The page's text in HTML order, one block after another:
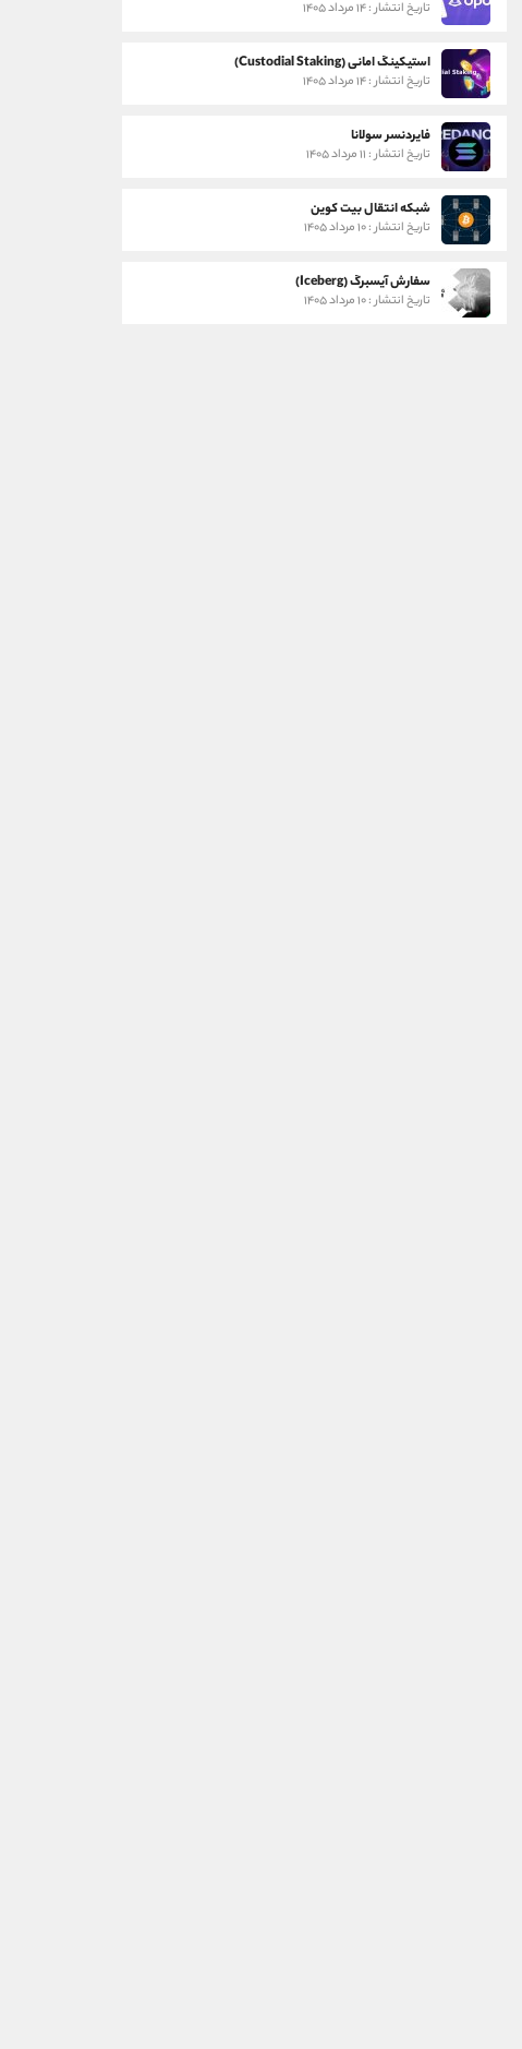
تاریخ انتشار : ۱۴ مرداد ۱۴۰۵
استیکینگ امانی (Custodial Staking)
تاریخ انتشار : ۱۴ مرداد ۱۴۰۵
فایردنسر سولانا
تاریخ انتشار : ۱۱ مرداد ۱۴۰۵
شبکه انتقال بیت کوین
تاریخ انتشار : ۱۰ مرداد ۱۴۰۵
سفارش آیسبرگ (Iceberg)
تاریخ انتشار : ۱۰ مرداد ۱۴۰۵